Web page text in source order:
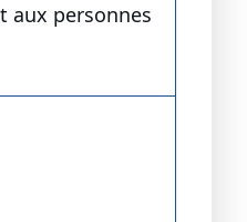
aux personnes